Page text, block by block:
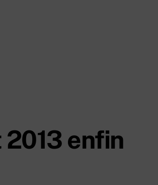
2013 enfin